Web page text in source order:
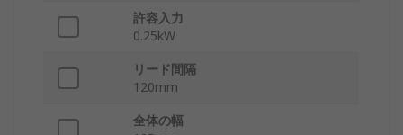
許容入力
0.25kW
リード間隔
120mm
全体の幅